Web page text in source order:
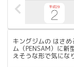
キングジムの はさ
ム（PENSAM）に新
えそうな形で気にな